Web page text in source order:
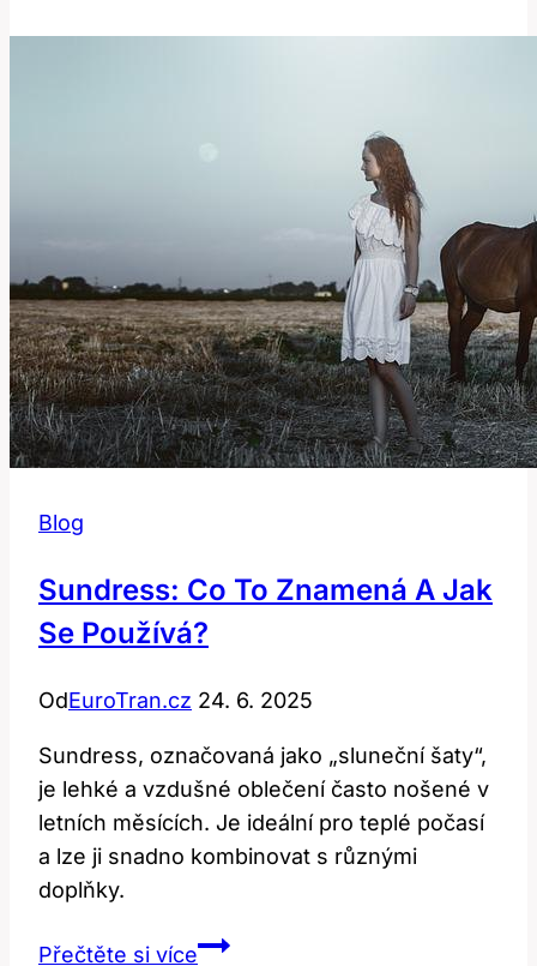
Blog
Sundress: Co To Znamená A Jak
Se Používá?
OdEuroTran.cz 24. 6. 2025
Sundress, označovaná jako „sluneční šaty“,
je lehké a vzdušné oblečení často nošené v
letních měsících. Je ideální pro teplé počasí
a lze ji snadno kombinovat s různými
doplňky.
Přečtěte si víceSundress: